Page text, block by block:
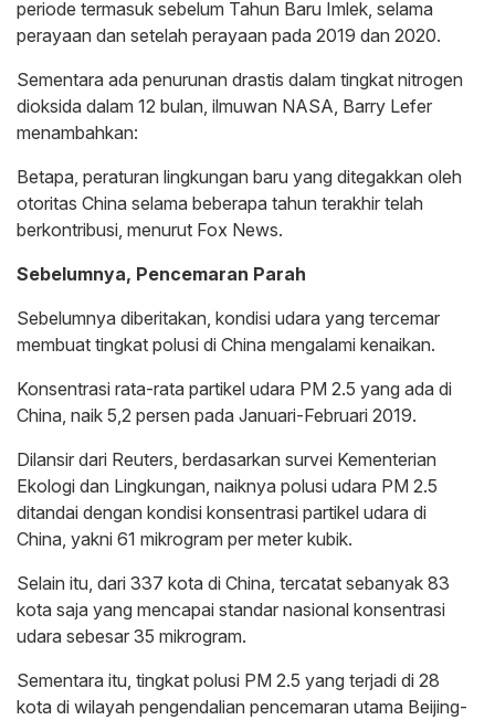
periode termasuk sebelum Tahun Baru Imlek, selama
perayaan dan setelah perayaan pada 2019 dan 2020.
Sementara ada penurunan drastis dalam tingkat nitrogen
dioksida dalam 12 bulan, ilmuwan NASA, Barry Lefer
menambahkan:
Betapa, peraturan lingkungan baru yang ditegakkan oleh
otoritas China selama beberapa tahun terakhir telah
berkontribusi, menurut Fox News.
Sebelumnya, Pencemaran Parah
Sebelumnya diberitakan, kondisi udara yang tercemar
membuat tingkat polusi di China mengalami kenaikan.
Konsentrasi rata-rata partikel udara PM 2.5 yang ada di
China, naik 5,2 persen pada Januari-Februari 2019.
Dilansir dari Reuters, berdasarkan survei Kementerian
Ekologi dan Lingkungan, naiknya polusi udara PM 2.5
ditandai dengan kondisi konsentrasi partikel udara di
China, yakni 61 mikrogram per meter kubik.
Selain itu, dari 337 kota di China, tercatat sebanyak 83
kota saja yang mencapai standar nasional konsentrasi
udara sebesar 35 mikrogram.
Sementara itu, tingkat polusi PM 2.5 yang terjadi di 28
kota di wilayah pengendalian pencemaran utama Beijing-